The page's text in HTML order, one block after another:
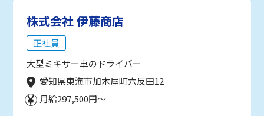
株式会社 伊藤商店
正社員
大型ミキサー車のドライバー
愛知県東海市加木屋町六反田12
月給297,500円～